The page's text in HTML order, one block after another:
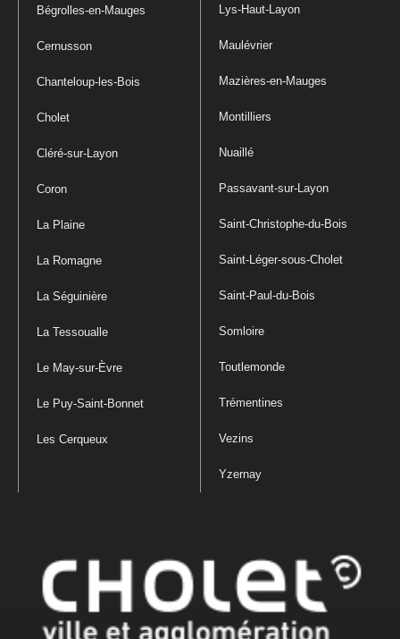
Bégrolles-en-Mauges
Cernusson
Chanteloup-les-Bois
Cholet
Cléré-sur-Layon
Coron
La Plaine
La Romagne
La Séguinière
La Tessoualle
Le May-sur-Èvre
Le Puy-Saint-Bonnet
Les Cerqueux
Lys-Haut-Layon
Maulévrier
Mazières-en-Mauges
Montilliers
Nuaillé
Passavant-sur-Layon
Saint-Christophe-du-Bois
Saint-Léger-sous-Cholet
Saint-Paul-du-Bois
Somloire
Toutlemonde
Trémentines
Vezins
Yzernay